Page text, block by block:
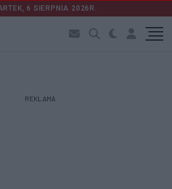
6 SIERPNIA 2026R.
REKLAMA